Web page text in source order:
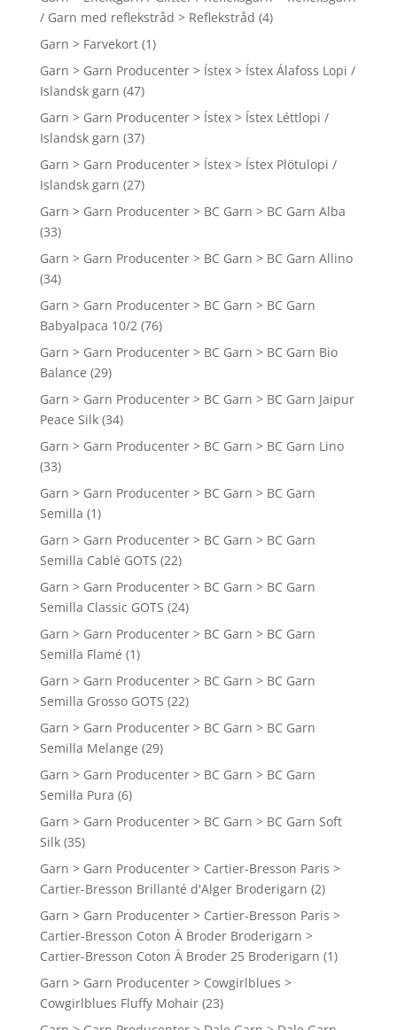
/ Garn med reflekstråd > Reflekstråd (4)
Garn > Farvekort (1)
Garn > Garn Producenter > Ístex > Ístex Álafoss Lopi /
Islandsk garn (47)
Garn > Garn Producenter > Ístex > Ístex Léttlopi /
Islandsk garn (37)
Garn > Garn Producenter > Ístex > Ístex Plötulopi /
Islandsk garn (27)
Garn > Garn Producenter > BC Garn > BC Garn Alba
(33)
Garn > Garn Producenter > BC Garn > BC Garn Allino
(34)
Garn > Garn Producenter > BC Garn > BC Garn
Babyalpaca 10/2 (76)
Garn > Garn Producenter > BC Garn > BC Garn Bio
Balance (29)
Garn > Garn Producenter > BC Garn > BC Garn Jaipur
Peace Silk (34)
Garn > Garn Producenter > BC Garn > BC Garn Lino
(33)
Garn > Garn Producenter > BC Garn > BC Garn
Semilla (1)
Garn > Garn Producenter > BC Garn > BC Garn
Semilla Cablé GOTS (22)
Garn > Garn Producenter > BC Garn > BC Garn
Semilla Classic GOTS (24)
Garn > Garn Producenter > BC Garn > BC Garn
Semilla Flamé (1)
Garn > Garn Producenter > BC Garn > BC Garn
Semilla Grosso GOTS (22)
Garn > Garn Producenter > BC Garn > BC Garn
Semilla Melange (29)
Garn > Garn Producenter > BC Garn > BC Garn
Semilla Pura (6)
Garn > Garn Producenter > BC Garn > BC Garn Soft
Silk (35)
Garn > Garn Producenter > Cartier-Bresson Paris >
Cartier-Bresson Brillanté d'Alger Broderigarn (2)
Garn > Garn Producenter > Cartier-Bresson Paris >
Cartier-Bresson Coton À Broder Broderigarn >
Cartier-Bresson Coton À Broder 25 Broderigarn (1)
Garn > Garn Producenter > Cowgirlblues >
Cowgirlblues Fluffy Mohair (23)